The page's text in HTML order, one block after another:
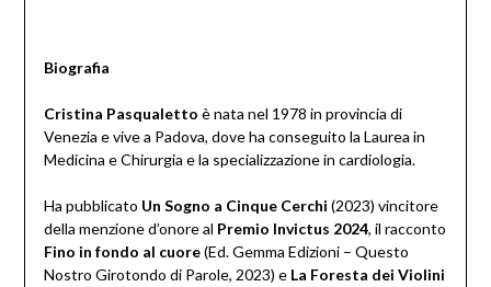
Biografia
Cristina Pasqualetto è nata nel 1978 in provincia di
Venezia e vive a Padova, dove ha conseguito la Laurea in
Medicina e Chirurgia e la specializzazione in cardiologia.
Ha pubblicato Un Sogno a Cinque Cerchi (2023) vincitore
della menzione d’onore al Premio Invictus 2024, il racconto
Fino in fondo al cuore(Ed. Gemma Edizioni – Questo
Nostro Girotondo di Parole, 2023) e La Foresta dei Violini